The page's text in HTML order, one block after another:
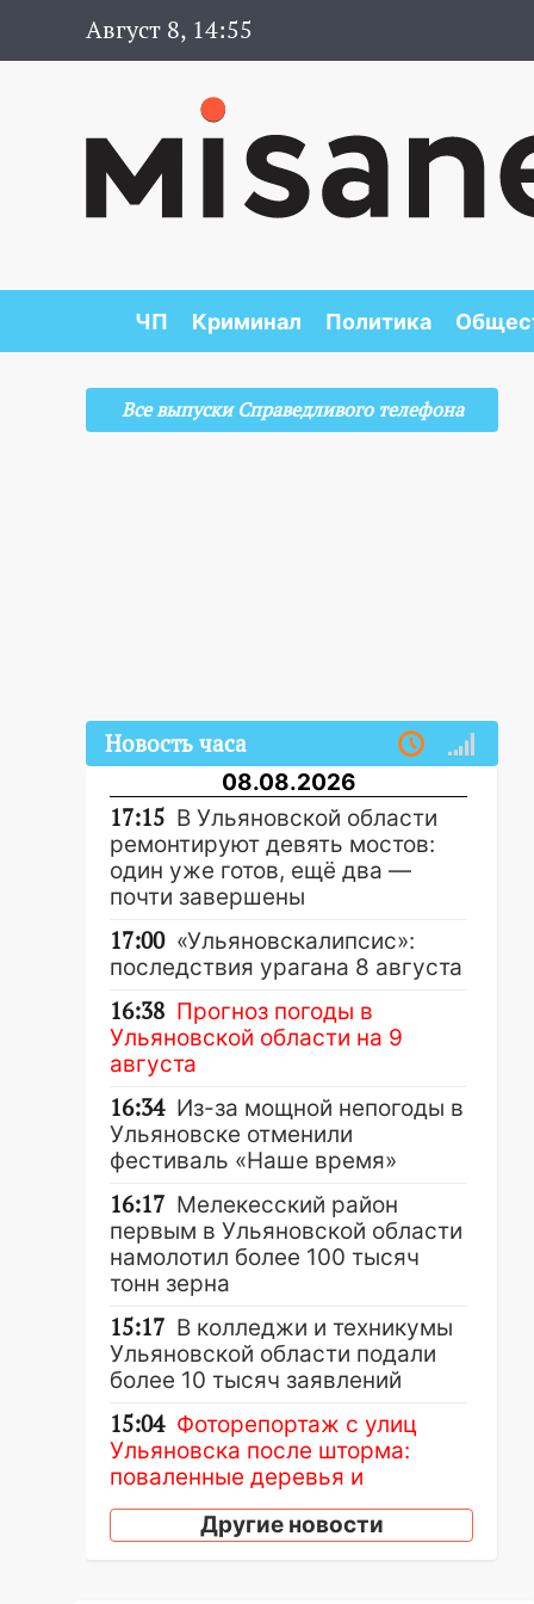
Август 8, 14:55
ЧП Криминал Политика
Все выпуски Справедливого телефона
Новость часа
08.08.2026
17:15 В Ульяновской области
ремонтируют девять мостов:
один уже готов, ещё два —
почти завершены
17:00 «Ульяновскалипсис»:
последствия урагана 8 августа
16:38 Прогноз погоды в
Ульяновской области на 9
августа
16:34 Из-за мощной непогоды в
Ульяновске отменили
фестиваль «Наше время»
16:17 Мелекесский район
первым в Ульяновской области
намолотил более 100 тысяч
тонн зерна
15:17 В колледжи и техникумы
Ульяновской области подали
более 10 тысяч заявлений
15:04 Фоторепортаж с улиц
Ульяновска после шторма:
поваленные деревья и
затопленные улицы
14:28 Ураган вырвал остановку
Другие новости